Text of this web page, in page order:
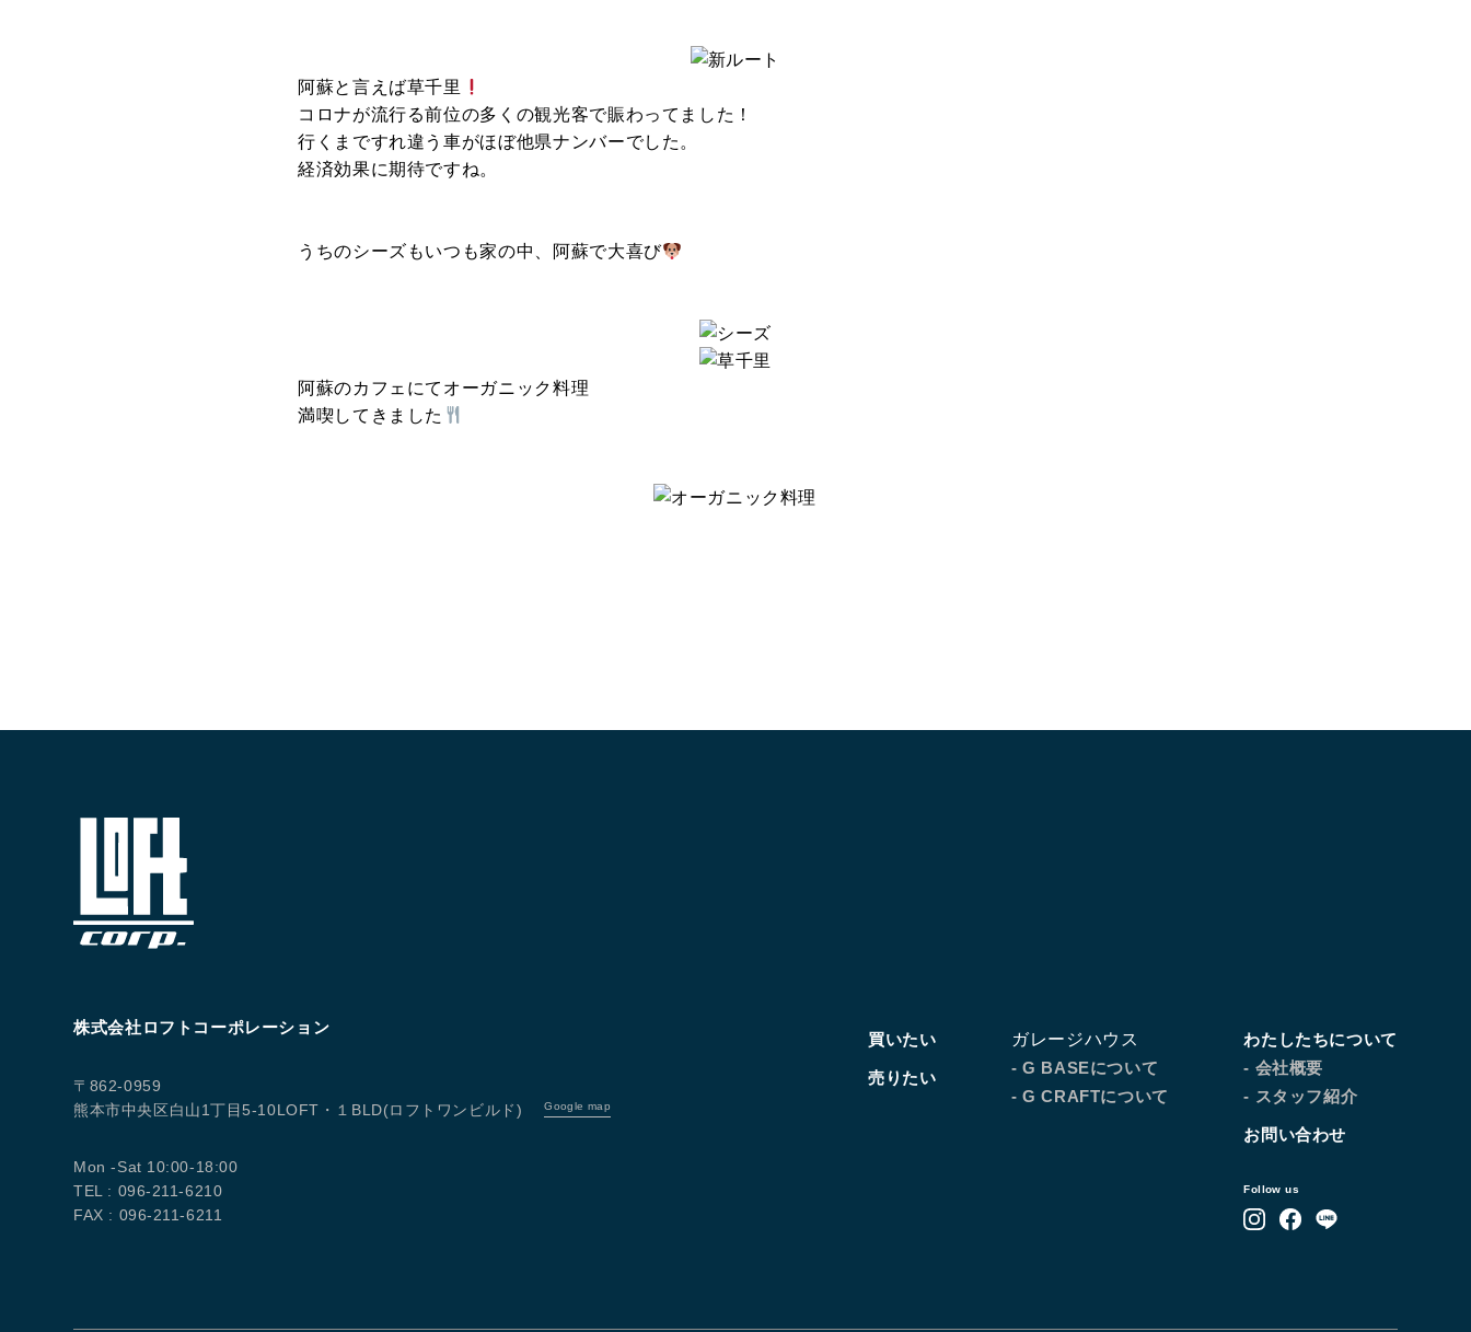
阿蘇と言えば草千里
コロナが流行る前位の多くの観光客で賑わってました！
行くまですれ違う車がほぼ他県ナンバーでした。
経済効果に期待ですね。
うちのシーズもいつも家の中、阿蘇で大喜び
阿蘇のカフェにてオーガニック料理
満喫してきました
株式会社ロフトコーポレーション
〒862-0959
熊本市中央区白山1丁目5-10LOFT・１BLD(ロフトワンビルド)
Google map
Mon -Sat 10:00-18:00
TEL : 096-211-6210
FAX : 096-211-6211
買いたい
売りたい
ガレージハウス
- G BASEについて
- G CRAFTについて
わたしたちについて
- 会社概要
- スタッフ紹介
お問い合わせ
Follow us